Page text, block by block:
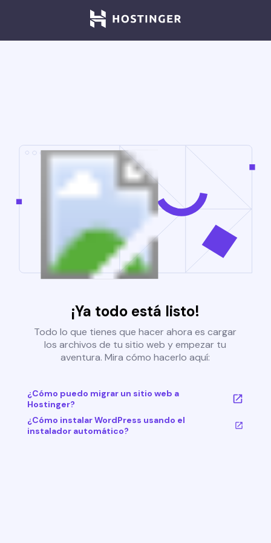
¡Ya todo está listo!
Todo lo que tienes que hacer ahora es cargar
los archivos de tu sitio web y empezar tu
aventura. Mira cómo hacerlo aquí:
¿Cómo puedo migrar un sitio web a
Hostinger?
¿Cómo instalar WordPress usando el
instalador automático?